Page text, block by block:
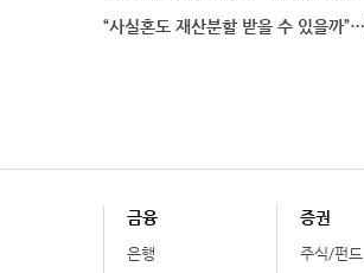
금융
은행
증권
주식/펀드